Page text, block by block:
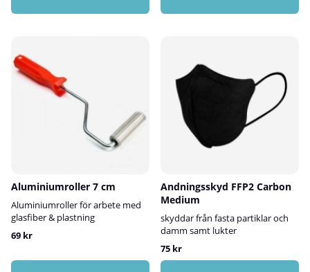
Aluminiumroller 7 cm
Aluminiumroller för arbete med
glasfiber & plastning
69 kr
Andningsskyd FFP2 Carbon
Medium
skyddar från fasta partiklar och
damm samt lukter
75 kr